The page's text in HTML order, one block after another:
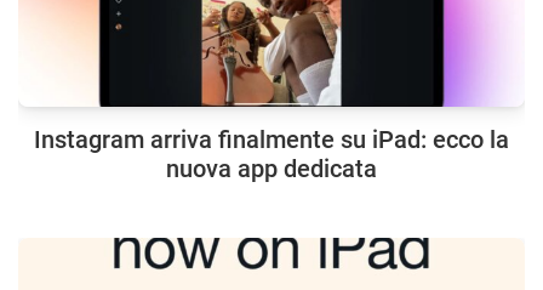
Instagram arriva finalmente su iPad: ecco la
nuova app dedicata